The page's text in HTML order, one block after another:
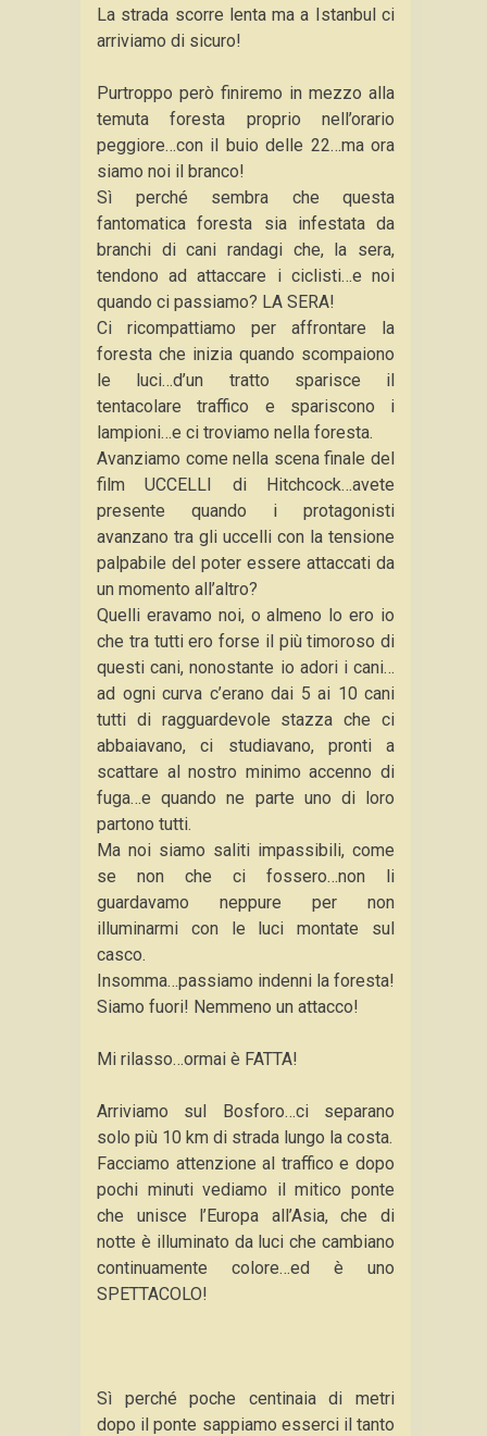
La strada scorre lenta ma a Istanbul ci
arriviamo di sicuro!
Purtroppo però finiremo in mezzo alla
temuta foresta proprio nell’orario
peggiore…con il buio delle 22…ma ora
siamo noi il branco!
Sì perché sembra che questa
fantomatica foresta sia infestata da
branchi di cani randagi che, la sera,
tendono ad attaccare i ciclisti…e noi
quando ci passiamo? LA SERA!
Ci ricompattiamo per affrontare la
foresta che inizia quando scompaiono
le luci…d’un tratto sparisce il
tentacolare traffico e spariscono i
lampioni…e ci troviamo nella foresta.
Avanziamo come nella scena finale del
film UCCELLI di Hitchcock…avete
presente quando i protagonisti
avanzano tra gli uccelli con la tensione
palpabile del poter essere attaccati da
un momento all’altro?
Quelli eravamo noi, o almeno lo ero io
che tra tutti ero forse il più timoroso di
questi cani, nonostante io adori i cani…
ad ogni curva c’erano dai 5 ai 10 cani
tutti di ragguardevole stazza che ci
abbaiavano, ci studiavano, pronti a
scattare al nostro minimo accenno di
fuga…e quando ne parte uno di loro
partono tutti.
Ma noi siamo saliti impassibili, come
se non che ci fossero…non li
guardavamo neppure per non
illuminarmi con le luci montate sul
casco.
Insomma…passiamo indenni la foresta!
Siamo fuori! Nemmeno un attacco!
Mi rilasso…ormai è FATTA!
Arriviamo sul Bosforo…ci separano
solo più 10 km di strada lungo la costa.
Facciamo attenzione al traffico e dopo
pochi minuti vediamo il mitico ponte
che unisce l’Europa all’Asia, che di
notte è illuminato da luci che cambiano
continuamente colore…ed è uno
SPETTACOLO!
Sì perché poche centinaia di metri
dopo il ponte sappiamo esserci il tanto